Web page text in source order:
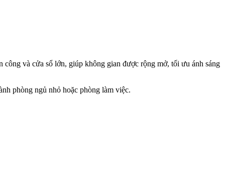
và cửa sổ lớn, giúp không gian được rộng mở, tối ưu ánh sáng
phòng ngủ nhỏ hoặc phòng làm việc.